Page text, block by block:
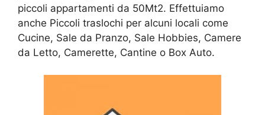
piccoli appartamenti da 50Mt2. Effettuiamo
anche Piccoli traslochi per alcuni locali come
Cucine, Sale da Pranzo, Sale Hobbies, Camere
da Letto, Camerette, Cantine o Box Auto.